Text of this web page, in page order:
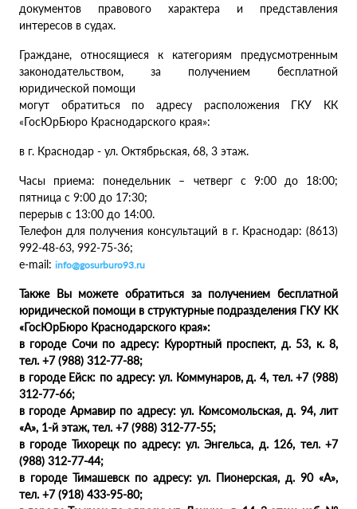
документов правового характера и представления
интересов в судах.
Граждане, относящиеся к категориям предусмотренным
законодательством, за получением бесплатной
юридической помощи
могут обратиться по адресу расположения ГКУ КК
«ГосЮрБюро Краснодарского края»:
в г. Краснодар - ул. Октябрьская, 68, 3 этаж.
Часы приема: понедельник – четверг с 9:00 до 18:00;
пятница с 9:00 до 17:30;
перерыв с 13:00 до 14:00.
Телефон для получения консультаций в г. Краснодар: (8613)
992-48-63, 992-75-36;
e-mail: info@gosurburo93.ru
Также Вы можете обратиться за получением бесплатной
юридической помощи в структурные подразделения ГКУ КК
«ГосЮрБюро Краснодарского края»:
в городе Сочи по адресу: Курортный проспект, д. 53, к. 8,
тел. +7 (988) 312-77-88;
в городе Ейск: по адресу: ул. Коммунаров, д. 4, тел. +7 (988)
312-77-66;
в городе Армавир по адресу: ул. Комсомольская, д. 94, лит
«А», 1-й этаж, тел. +7 (988) 312-77-55;
в городе Тихорецк по адресу: ул. Энгельса, д. 126, тел. +7
(988) 312-77-44;
в городе Тимашевск по адресу: ул. Пионерская, д. 90 «А»,
тел. +7 (918) 433-95-80;